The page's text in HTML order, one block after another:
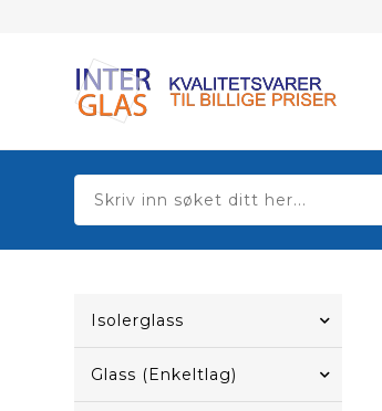
Isolerglass
Glass (Enkeltlag)